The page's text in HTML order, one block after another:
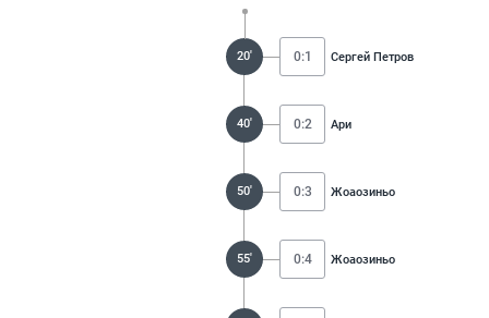
20' 0:1 Сергей Петров
40' 0:2 Ари
50' 0:3 Жоаозиньо
55' 0:4 Жоаозиньо